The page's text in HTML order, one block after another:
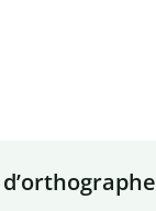
’orthographe